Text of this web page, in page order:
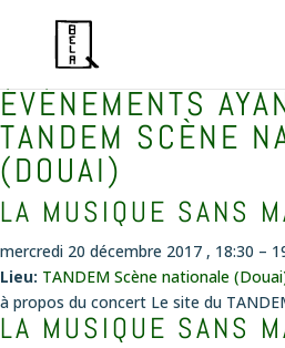
ÉVÉNEMENTS
TANDEM SCÈNE
(DOUAI)
LA MUSIQUE SANS
mercredi 20 décembre 2017 , 18:30 –
Lieu: TANDEM Scène nationale
à propos du concert Le site du
LA MUSIQUE SANS